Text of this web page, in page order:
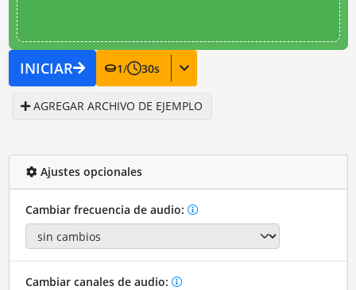
INICIAR 1/ 30s
AGREGAR ARCHIVO DE EJEMPLO
Ajustes opcionales
Cambiar frecuencia de audio:
Cambiar canales de audio: